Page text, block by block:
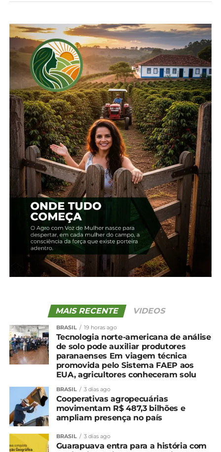
Relacionado
Guarapuava dá início à
Semana da Pátria com
cerimônia cívica
2 de setembro, 2025
Em "Guarapuava"
Antes de chegar à sua
mesa, a ceia de Natal
começa no campo
24 de dezembro, 2025
Em "Brasil"
Sucessão familiar no
agro: como preparar as
próximas gerações e
garantir o legado
23 de março, 2026
Em "Paraná"
TÓPICOS RELACIONADOS: AGRO
CARNAVAL
DESFILE
ESCOLA DE SAMBA
UP NEXT
Cotações da soja sobem no mercado
brasileiro, aponta Cepea
NÃO PERCA
Abate de bovinos sobe 19,9% no ano, indica
IBGE
MAIS RECENTE VIDEOS
BRASIL 19 horas ago
Tecnologia norte-americana de análise
de solo pode auxiliar produtores
paranaenses Em viagem técnica
promovida pelo Sistema FAEP aos
EUA, agricultores conheceram solu
BRASIL 3 dias ago
Cooperativas agropecuárias
movimentam R$ 487,3 bilhões e
ampliam presença no país
BRASIL 3 dias ago
Guarapuava entra para a história com